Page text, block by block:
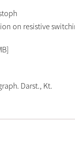
on resistive
Darst., Kt.